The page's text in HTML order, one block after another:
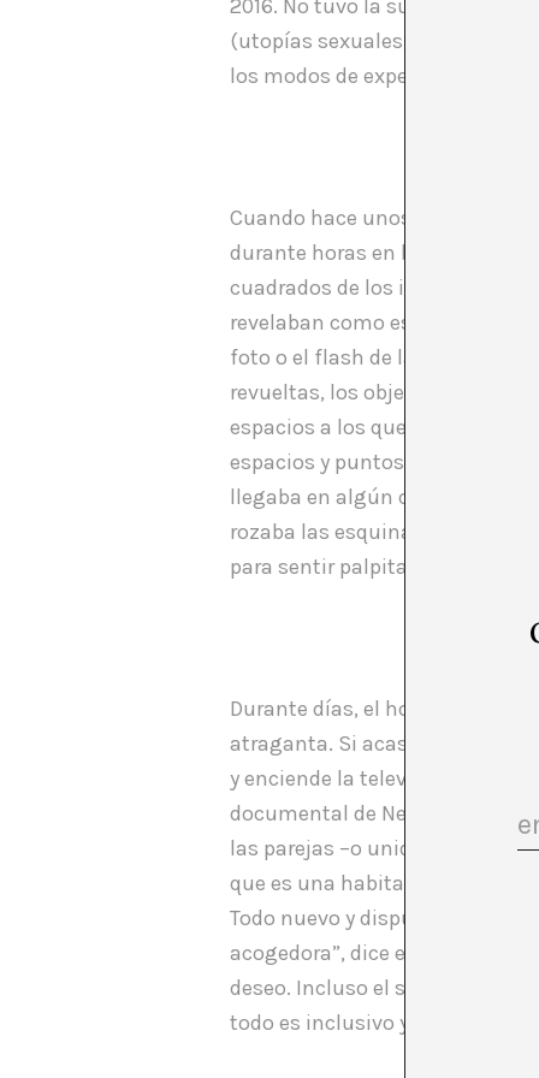
2016. No tuvo la suerte de
(utopías sexuales, refugios
los modos de experimentar
Cuando hace unos años
durante horas en busca del
cuadrados de los inmuebles,
revelaban como espacios de
foto o el flash de la cámara en
revueltas, los objetos sobre la
espacios a los que yo me
espacios y puntos de vista
llegaba en algún caso a visitar
rozaba las esquinas o
para sentir palpitar el deseo.
Durante días, el hombre trata
atraganta. Si acaso, el hombre
y enciende la televisión
documental de Netflix en la
las parejas –o unidades de
que es una habitación sexual:
Todo nuevo y dispuesto para
acogedora”, dice en algún
deseo. Incluso el sado es
todo es inclusivo y agradable.